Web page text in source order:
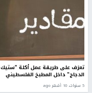
تعرَف على طريقة عمل أكلة "ستيك
الدجاج" داخل المطبخ الفلسطيني
5 سنوات، 10 أشهر ago